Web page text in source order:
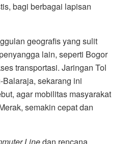
bagi berbagai lapisan
geografis yang sulit
lain, seperti Bogor
transportasi. Jaringan Tol
sekarang ini
agar mobilitas masyarakat
semakin cepat dan